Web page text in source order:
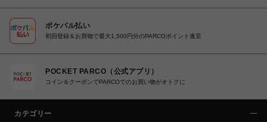
ポケパル払い
初回登録＆お買物で最大1,500円分のPARCOポイント進呈
POCKET PARCO（公式アプリ）
コイン＆クーポンでPARCOでのお買い物がオトクに
カテゴリー